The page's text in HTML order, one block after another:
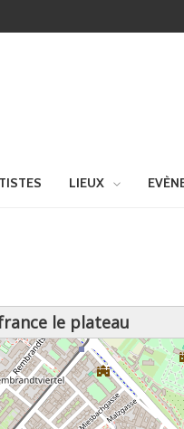
LIEUX
le plateau
veuillez patienter...